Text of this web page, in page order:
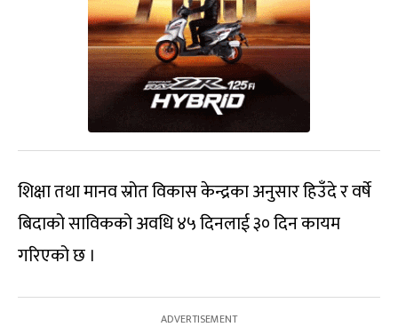
शिक्षा तथा मानव स्रोत विकास केन्द्रका अनुसार हिउँदे र वर्षे
बिदाको साविकको अवधि ४५ दिनलाई ३० दिन कायम
गरिएको छ ।